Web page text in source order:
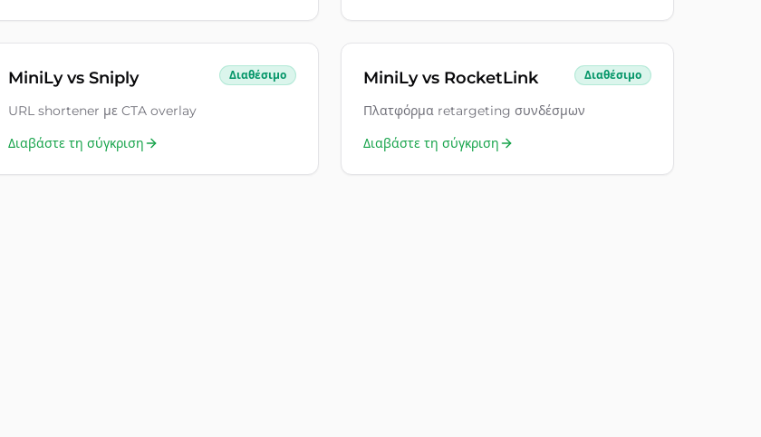
MiniLy vs Sniply Διαθέσιμο
URL shortener με CTA overlay
Διαβάστε τη σύγκριση
MiniLy vs RocketLink Διαθέσιμο
Πλατφόρμα retargeting συνδέσμων
Διαβάστε τη σύγκριση